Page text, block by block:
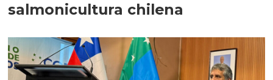
salmonicultura chilena